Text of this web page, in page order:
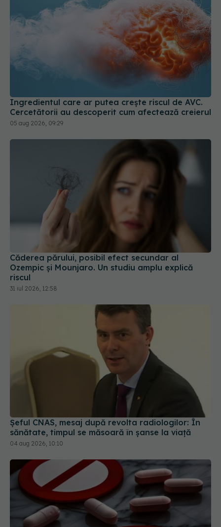
Ingredientul care ar putea crește riscul de AVC.
Cercetătorii au descoperit cum afectează creierul
Căderea părului, posibil efect secundar al
Ozempic și Mounjaro. Un studiu amplu explică
31 iul 2026, 12:58
Șeful CNAS, mesaj după revolta radiologilor: În
sănătate, timpul se măsoară în șanse la viață